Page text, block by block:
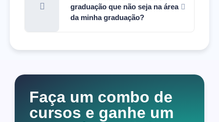
graduação que não seja na área
da minha graduação?
Faça um combo de
cursos e ganhe um